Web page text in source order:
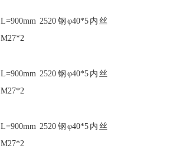
L=900mm 2520钢φ40*5内丝
M27*2
L=900mm 2520钢φ40*5内丝
M27*2
L=900mm 2520钢φ40*5内丝
M27*2